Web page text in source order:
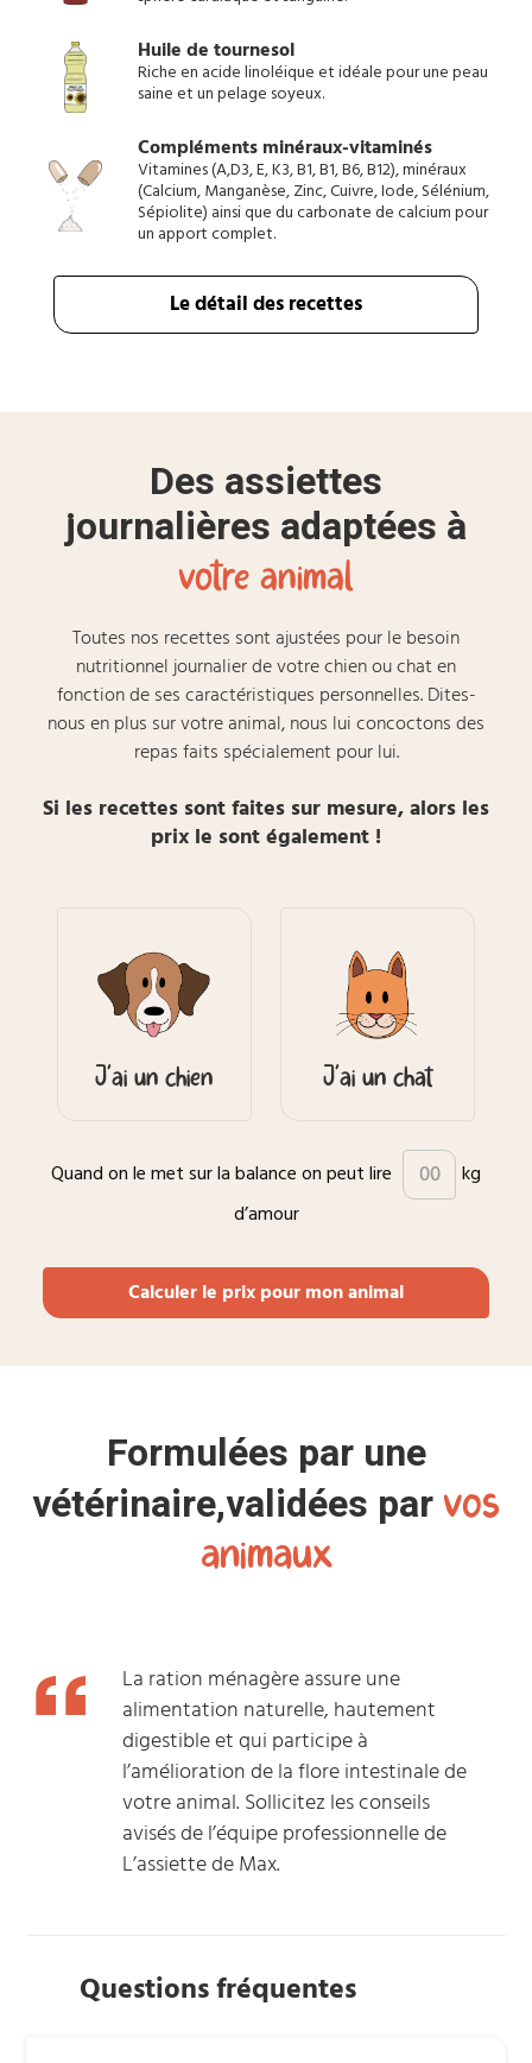
Huile de tournesol
Riche en acide linoléique et idéale pour une peau
saine et un pelage soyeux.
Compléments minéraux-vitaminés
Vitamines (A,D3, E, K3, B1, B1, B6, B12), minéraux
(Calcium, Manganèse, Zinc, Cuivre, Iode, Sélénium,
Sépiolite) ainsi que du carbonate de calcium pour
un apport complet.
Le détail des recettes
Des assiettes
journalières adaptées à
votre animal
Toutes nos recettes sont ajustées pour le besoin
nutritionnel journalier de votre chien ou chat en
fonction de ses caractéristiques personnelles. Dites-
nous en plus sur votre animal, nous lui concoctons des
repas faits spécialement pour lui.
Si les recettes sont faites sur mesure, alors les
prix le sont également !
Quand on le met sur la balance on peut lire
kg
d’amour
Calculer le prix pour mon animal
Formulées par une
vétérinaire,validées parvos
animaux
“
La ration ménagère assure une
alimentation naturelle, hautement
digestible et qui participe à
l’amélioration de la flore intestinale de
votre animal. Sollicitez les conseils
avisés de l’équipe professionnelle de
L’assiette de Max.
Questions fréquentes